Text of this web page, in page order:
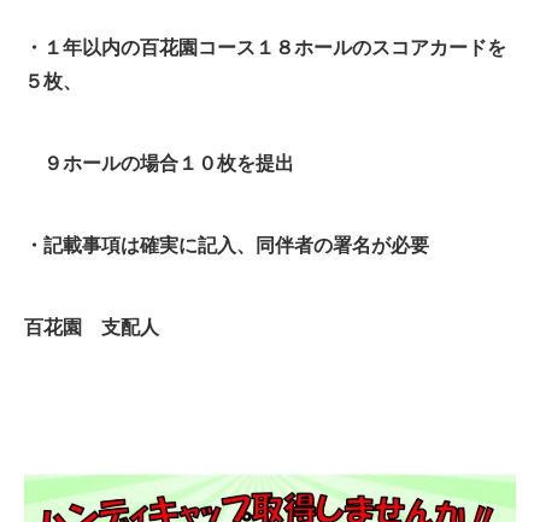
・１年以内の百花園コース１８ホールのスコアカードを
５枚、
９ホールの場合１０枚を提出
・記載事項は確実に記入、同伴者の署名が必要
百花園 支配人